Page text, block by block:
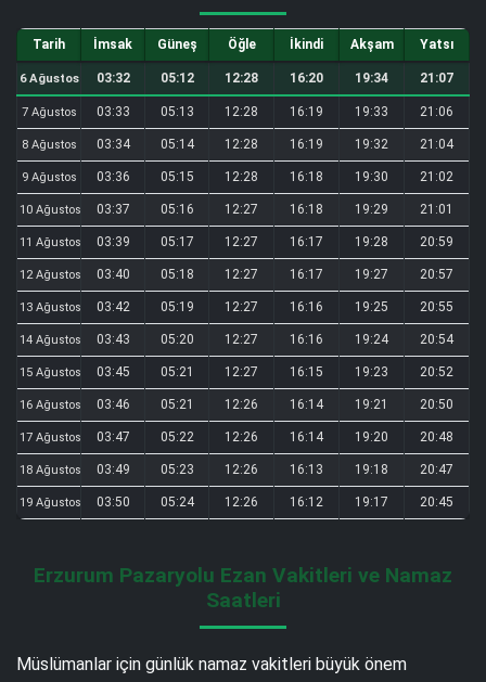
Tarih İmsak Güneş Öğle İkindi Akşam Yatsı
6 Ağustos 03:32 05:12 12:28 16:20 19:34 21:07
7 Ağustos 03:33 05:13 12:28 16:19 19:33 21:06
8 Ağustos 03:34 05:14 12:28 16:19 19:32 21:04
9 Ağustos 03:36 05:15 12:28 16:18 19:30 21:02
10 Ağustos 03:37 05:16 12:27 16:18 19:29 21:01
11 Ağustos 03:39 05:17 12:27 16:17 19:28 20:59
12 Ağustos 03:40 05:18 12:27 16:17 19:27 20:57
13 Ağustos 03:42 05:19 12:27 16:16 19:25 20:55
14 Ağustos 03:43 05:20 12:27 16:16 19:24 20:54
15 Ağustos 03:45 05:21 12:27 16:15 19:23 20:52
16 Ağustos 03:46 05:21 12:26 16:14 19:21 20:50
17 Ağustos 03:47 05:22 12:26 16:14 19:20 20:48
18 Ağustos 03:49 05:23 12:26 16:13 19:18 20:47
19 Ağustos 03:50 05:24 12:26 16:12 19:17 20:45
Erzurum Pazaryolu Ezan Vakitleri ve Namaz
Saatleri
Müslümanlar için günlük namaz vakitleri büyük önem